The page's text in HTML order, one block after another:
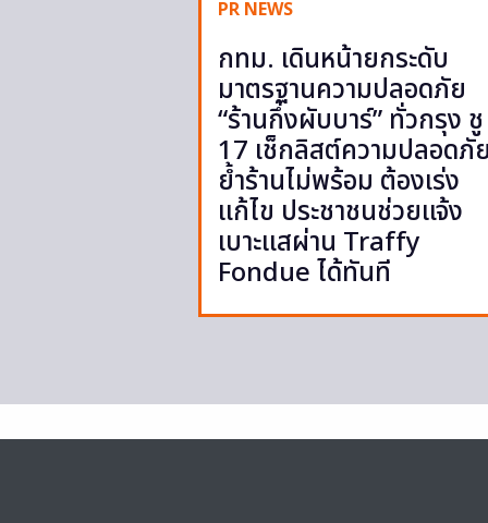
PR NEWS
กทม. เดินหน้ายกระดับ
มาตรฐานความปลอดภัย
“ร้านกึ่งผับบาร์” ทั่วกรุง ชู
17 เช็กลิสต์ความปลอดภั
ย้ำร้านไม่พร้อม ต้องเร่ง
แก้ไข ประชาชนช่วยแจ้ง
เบาะแสผ่าน Traffy
Fondue ได้ทันที